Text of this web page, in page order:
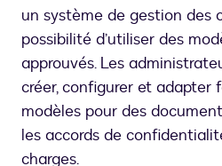
un système de gestion des
possibilité d’utiliser des
approuvés. Les
créer, configurer et adapter
modèles pour des
les accords de
charges.